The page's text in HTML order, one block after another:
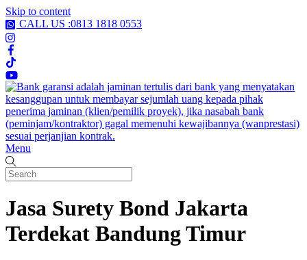
Skip to content
CALL US :0813 1818 0553
Menu
Jasa Surety Bond Jakarta
Terdekat Bandung Timur